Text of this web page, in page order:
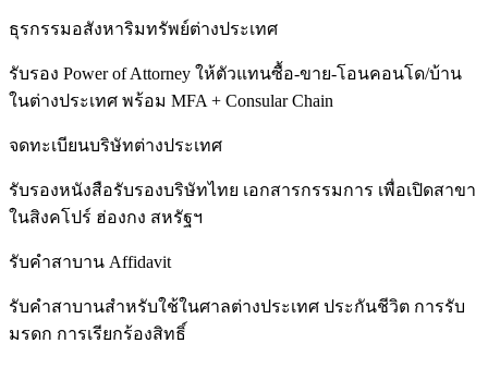
ธุรกรรมอสังหาริมทรัพย์ต่างประเทศ
รับรอง Power of Attorney ให้ตัวแทนซื้อ-ขาย-โอนคอนโด/บ้าน
ในต่างประเทศ พร้อม MFA + Consular Chain
จดทะเบียนบริษัทต่างประเทศ
รับรองหนังสือรับรองบริษัทไทย เอกสารกรรมการ เพื่อเปิดสาขา
ในสิงคโปร์ ฮ่องกง สหรัฐฯ
รับคำสาบาน Affidavit
รับคำสาบานสำหรับใช้ในศาลต่างประเทศ ประกันชีวิต การรับ
มรดก การเรียกร้องสิทธิ์